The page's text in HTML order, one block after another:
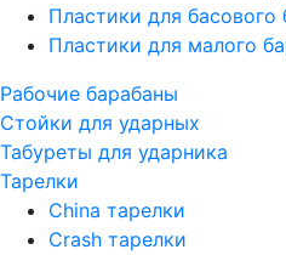
Пластики для басового
Пластики для малого
Рабочие барабаны
Стойки для ударных
Табуреты для ударника
Тарелки
China тарелки
Crash тарелки